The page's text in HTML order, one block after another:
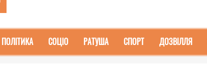
ПОЛІТИКА СОЦІО РАТУША СПОРТ ДОЗВІЛЛЯ